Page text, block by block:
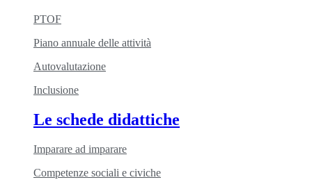
PTOF
Piano annuale delle attività
Autovalutazione
Inclusione
Le schede didattiche
Imparare ad imparare
Competenze sociali e civiche